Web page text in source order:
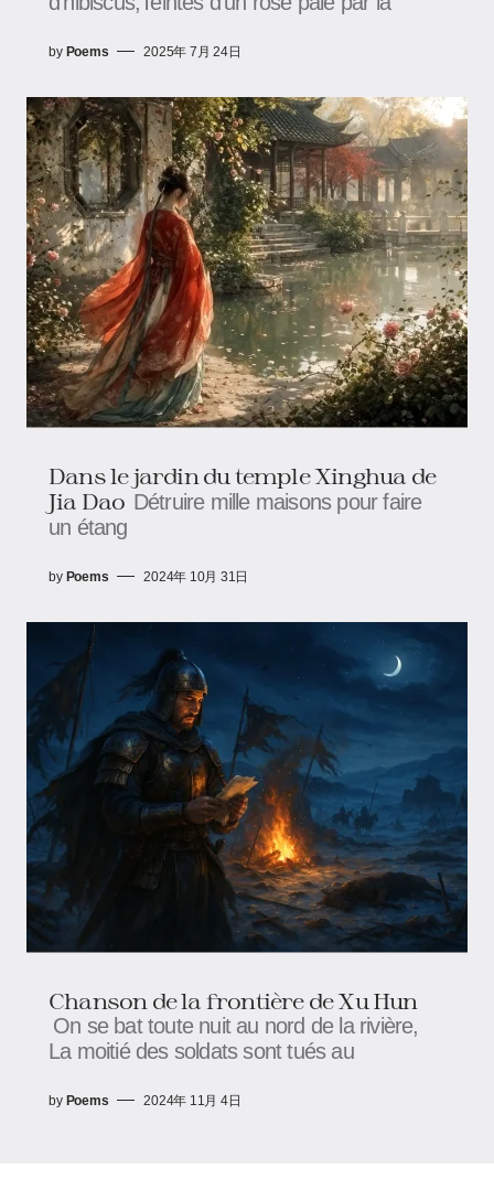
by Poems 2025年 7月 24日
Dans le jardin du temple Xinghua de
Jia Dao Détruire mille maisons pour faire
un étang
by Poems 2024年 10月 31日
Chanson de la frontière de Xu Hun
On se bat toute nuit au nord de la rivière,
La moitié des soldats sont tués au
by Poems 2024年 11月 4日